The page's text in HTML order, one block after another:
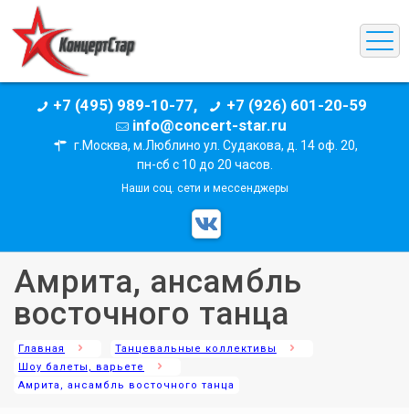
+7 (495) 989-10-77,
+7 (926) 601-20-59
info@concert-star.ru
г.Москва, м.Люблино ул. Судакова, д. 14 оф. 20,
пн-сб с 10 до 20 часов.
Наши соц. сети и мессенджеры
Амрита, ансамбль
восточного танца
Главная
Танцевальные коллективы
Шоу балеты, варьете
Амрита, ансамбль восточного танца